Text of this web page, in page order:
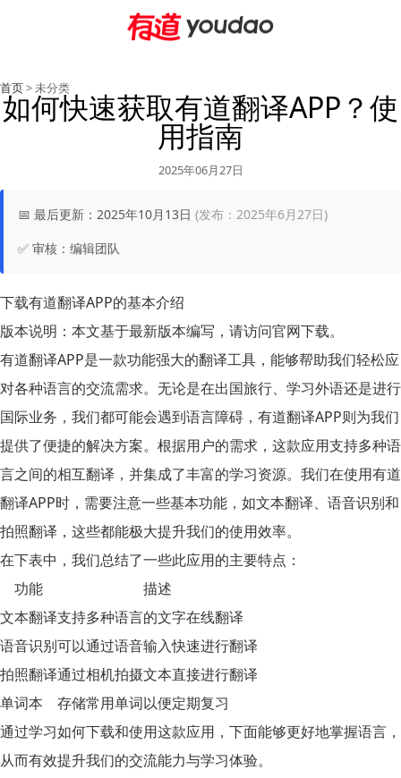
首页> 未分类
如何快速获取有道翻译APP？使
用指南
2025年06月27日
📅 最后更新： 2025年10月13日 (发布：2025年6月27日)
✅ 审核： 编辑团队
下载有道翻译APP的基本介绍
版本说明： 本文基于最新版本编写，请访问官网下载。
有道翻译APP是一款功能强大的翻译工具，能够帮助我们轻松应
对各种语言的交流需求。无论是在出国旅行、学习外语还是进行
国际业务，我们都可能会遇到语言障碍，有道翻译APP则为我们
提供了便捷的解决方案。根据用户的需求，这款应用支持多种语
言之间的相互翻译，并集成了丰富的学习资源。我们在使用有道
翻译APP时，需要注意一些基本功能，如文本翻译、语音识别和
拍照翻译，这些都能极大提升我们的使用效率。
在下表中，我们总结了一些此应用的主要特点：
功能
描述
文本翻译支持多种语言的文字在线翻译
语音识别可以通过语音输入快速进行翻译
拍照翻译通过相机拍摄文本直接进行翻译
单词本
存储常用单词以便定期复习
通过学习如何下载和使用这款应用，下面能够更好地掌握语言，
从而有效提升我们的交流能力与学习体验。